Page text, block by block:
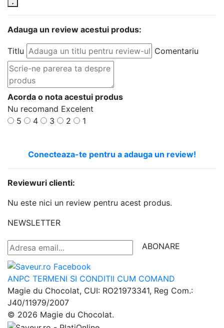
Adauga un review acestui produs:
Titlu Comentariu
Acorda o nota acestui produs
Nu recomand Excelent
5
4 3 2 1
Conecteaza-te pentru a adauga un review!
Reviewuri clienti:
Nu este nici un review pentru acest produs.
NEWSLETTER
ABONARE
ANPC TERMENI SI CONDITII CUM COMAND
Magie du Chocolat, CUI: RO21973341, Reg Com.:
J40/11979/2007
© 2026 Magie du Chocolat.